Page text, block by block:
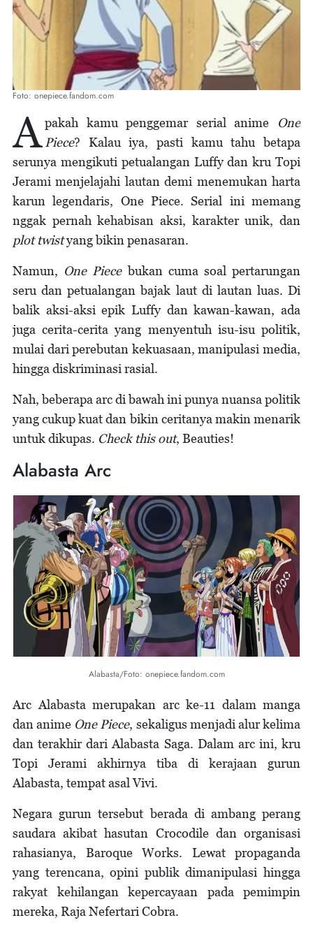
Foto: onepiece.fandom.com
Apakah kamu penggemar serial anime One
Piece? Kalau iya, pasti kamu tahu betapa
serunya mengikuti petualangan Luffy dan kru Topi
Jerami menjelajahi lautan demi menemukan harta
karun legendaris, One Piece. Serial ini memang
nggak pernah kehabisan aksi, karakter unik, dan
plot twistyang bikin penasaran.
Namun, One Piecebukan cuma soal pertarungan
seru dan petualangan bajak laut di lautan luas. Di
balik aksi-aksi epik Luffy dan kawan-kawan, ada
juga cerita-cerita yang menyentuh isu-isu politik,
mulai dari perebutan kekuasaan, manipulasi media,
hingga diskriminasi rasial.
Nah, beberapa arc di bawah ini punya nuansa politik
yang cukup kuat dan bikin ceritanya makin menarik
untuk dikupas. Check this out, Beauties!
Alabasta Arc
Alabasta/Foto: onepiece.fandom.com
Arc Alabasta merupakan arc ke-11 dalam manga
dan anime One Piece, sekaligus menjadi alur kelima
dan terakhir dari Alabasta Saga. Dalam arc ini, kru
Topi Jerami akhirnya tiba di kerajaan gurun
Alabasta, tempat asal Vivi.
Negara gurun tersebut berada di ambang perang
saudara akibat hasutan Crocodile dan organisasi
rahasianya, Baroque Works. Lewat propaganda
yang terencana, opini publik dimanipulasi hingga
rakyat kehilangan kepercayaan pada pemimpin
mereka, Raja Nefertari Cobra.